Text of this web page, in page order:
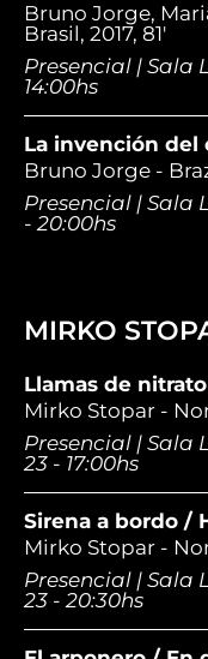
Bruno Jorge,
Brasil, 2017, 81'
Presencial | Sala
14:00hs
La invención del
Bruno Jorge -
Presencial | Sala
- 20:00hs
MIRKO
Llamas de
Mirko Stopar -
Presencial | Sala
23 - 17:00hs
Sirena a bordo /
Mirko Stopar -
Presencial | Sala
23 - 20:30hs